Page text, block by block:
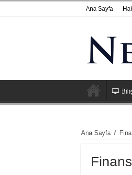
Ana Sayfa
Ana Sayfa /